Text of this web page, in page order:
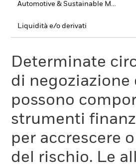
Automotive & Sustainable Mobility
Liquidità e/o derivati
Determinate
di
possono
strumenti
per accrescere
del rischio. Le